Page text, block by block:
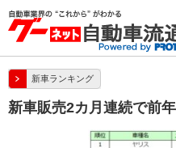
新車ランキング
新車販売2カ月連続で前